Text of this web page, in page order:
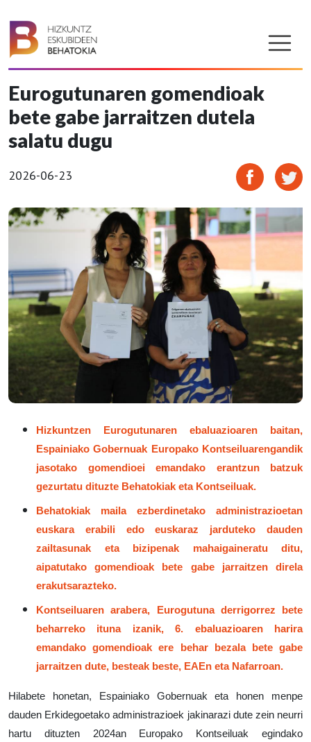
Eurogutunaren gomendioak
bete gabe jarraitzen dutela
salatu dugu
2026-06-23
Hizkuntzen Eurogutunaren ebaluazioaren baitan,
Espainiako Gobernuak Europako Kontseiluarengandik
jasotako gomendioei emandako erantzun batzuk
gezurtatu dituzte Behatokiak eta Kontseiluak.
Behatokiak maila ezberdinetako administrazioetan
euskara erabili edo euskaraz jarduteko dauden
zailtasunak eta bizipenak mahaigaineratu ditu,
aipatutako gomendioak bete gabe jarraitzen direla
erakutsarazteko.
Kontseiluaren arabera, Eurogutuna derrigorrez bete
beharreko ituna izanik, 6. ebaluazioaren harira
emandako gomendioak ere behar bezala bete gabe
jarraitzen dute, besteak beste, EAEn eta Nafarroan.
Hilabete honetan, Espainiako Gobernuak eta honen menpe
dauden Erkidegoetako administrazioek jakinarazi dute zein neurri
hartu dituzten 2024an Europako Kontseiluak egindako